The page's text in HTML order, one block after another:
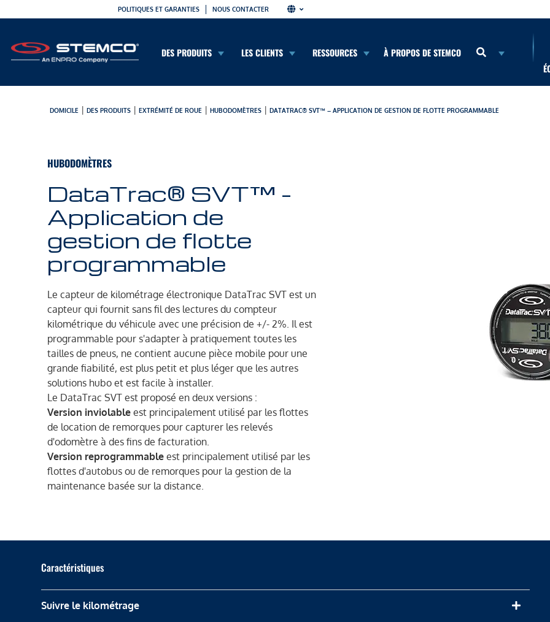
POLITIQUES ET GARANTIES NOUS CONTACTER
DES PRODUITS LES CLIENTS RESSOURCES
À PROPOS DE STEMCO
DOMICILE | DES PRODUITS| EXTRÉMITÉ DE ROUE | HUBODOMÈTRES| DATATRAC® SVT™ – APPLICATION DE GESTION DE FLOTTE PROGRAMMABLE
HUBODOMÈTRES
DataTrac® SVT™ –
Application de
gestion de flotte
programmable
Le capteur de kilométrage électronique DataTrac SVT est un
capteur qui fournit sans fil des lectures du compteur
kilométrique du véhicule avec une précision de +/- 2%. Il est
programmable pour s'adapter à pratiquement toutes les
tailles de pneus, ne contient aucune pièce mobile pour une
grande fiabilité, est plus petit et plus léger que les autres
solutions hubo et est facile à installer.
Le DataTrac SVT est proposé en deux versions :
Version inviolable est principalement utilisé par les flottes
de location de remorques pour capturer les relevés
d'odomètre à des fins de facturation.
Version reprogrammable est principalement utilisé par les
flottes d'autobus ou de remorques pour la gestion de la
maintenance basée sur la distance.
Caractéristiques
Suivre le kilométrage